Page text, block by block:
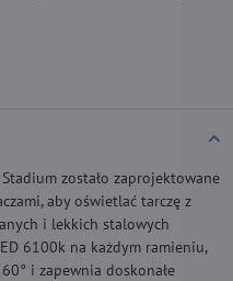
zostało zaprojektowane
aby oświetlać tarczę z
i lekkich stalowych
6100k na każdym ramieniu,
i zapewnia doskonałe